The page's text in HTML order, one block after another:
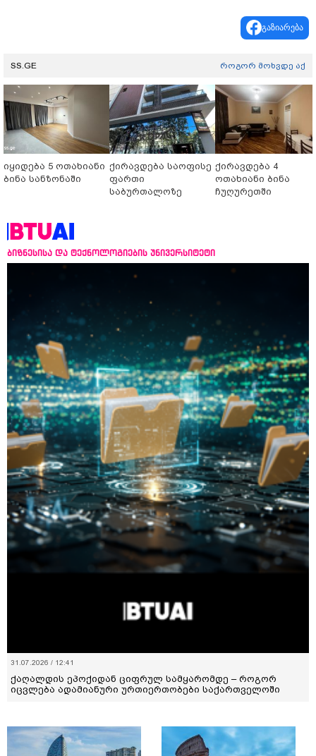
გაზიარება
SS.GE როგორ მოხვდე აქ
იყიდება 5 ოთახიანი
ბინა სანზონაში
ქირავდება საოფისე
ფართი
საბურთალოზე
ქირავდება 4
ოთახიანი ბინა
ჩუღურეთში
ბიზნესისა და ტექნოლოგიების უნივერსიტეტი
31.07.2026 / 12:41
ქაღალდის ეპოქიდან ციფრულ სამყარომდე – როგორ
იცვლება ადამიანური ურთიერთობები საქართველოში